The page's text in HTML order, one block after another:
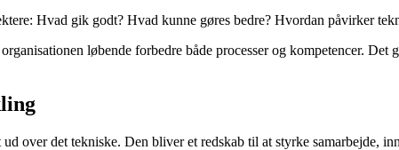
Hvad gik godt? Hvad kunne gøres bedre? Hvordan påvirker
løbende forbedre både processer og kompetencer.
over det tekniske. Den bliver et redskab til at styrke samarbejde,